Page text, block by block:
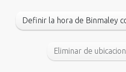
Definir la hora de Binmaley
Eliminar de